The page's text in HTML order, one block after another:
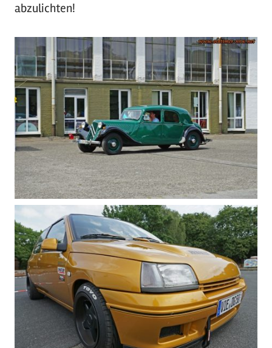
abzulichten!